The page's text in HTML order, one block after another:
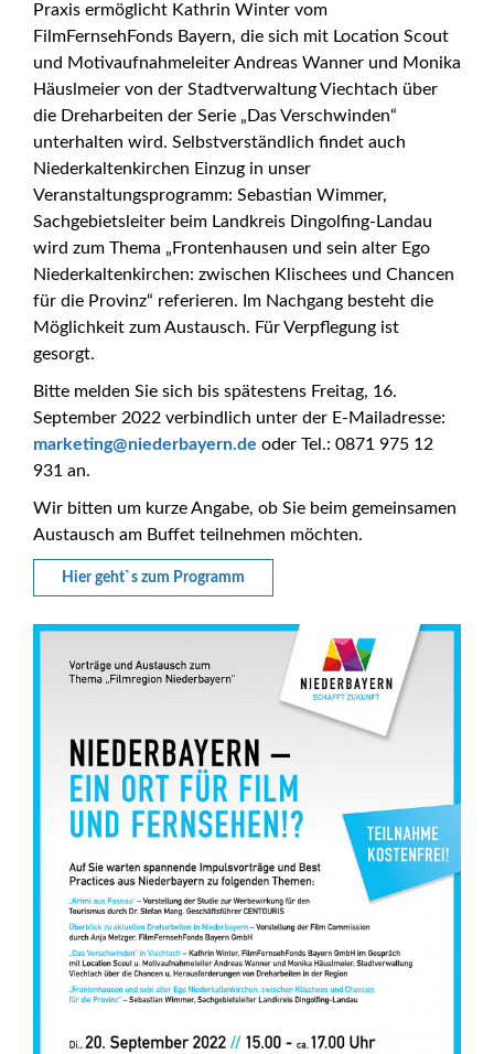
Praxis ermöglicht Kathrin Winter vom
FilmFernsehFonds Bayern, die sich mit Location Scout
und Motivaufnahmeleiter Andreas Wanner und Monika
Häuslmeier von der Stadtverwaltung Viechtach über
die Dreharbeiten der Serie „Das Verschwinden“
unterhalten wird. Selbstverständlich findet auch
Niederkaltenkirchen Einzug in unser
Veranstaltungsprogramm: Sebastian Wimmer,
Sachgebietsleiter beim Landkreis Dingolfing-Landau
wird zum Thema „Frontenhausen und sein alter Ego
Niederkaltenkirchen: zwischen Klischees und Chancen
für die Provinz“ referieren. Im Nachgang besteht die
Möglichkeit zum Austausch. Für Verpflegung ist
gesorgt.
Bitte melden Sie sich bis spätestens Freitag, 16.
September 2022 verbindlich unter der E-Mailadresse:
marketing
_at_
niederbayern.de oder Tel.: 0871 975 12
931 an.
Wir bitten um kurze Angabe, ob Sie beim gemeinsamen
Austausch am Buffet teilnehmen möchten.
Hier geht`s zum Programm